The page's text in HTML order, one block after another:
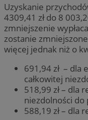
Uzyskanie
4309,41 zł do 8
zmniejszenie
zostanie
więcej jednak niż o
691,94 zł – dla
całkowitej
518,99 zł – dla
niezdolności do
588,19 zł – dla